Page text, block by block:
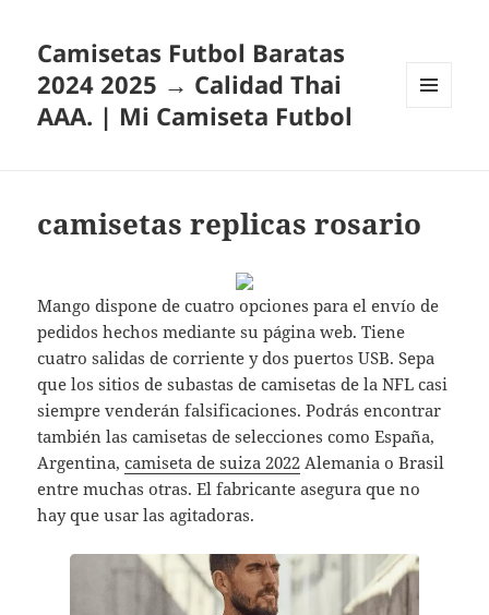
Camisetas Futbol Baratas
2024 2025 → Calidad Thai
AAA. | Mi Camiseta Futbol
camisetas replicas rosario
Mango dispone de cuatro opciones para el envío de
pedidos hechos mediante su página web. Tiene
cuatro salidas de corriente y dos puertos USB. Sepa
que los sitios de subastas de camisetas de la NFL casi
siempre venderán falsificaciones. Podrás encontrar
también las camisetas de selecciones como España,
Argentina,camiseta de suiza 2022 Alemania o Brasil
entre muchas otras. El fabricante asegura que no
hay que usar las agitadoras.